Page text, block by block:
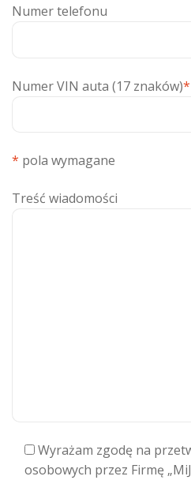
Numer telefonu
Numer VIN auta (17 znaków)*
* pola wymagane
Treść wiadomości
Wyrażam zgodę na
osobowych przez Firmę